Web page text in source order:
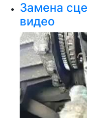
Замена
видео